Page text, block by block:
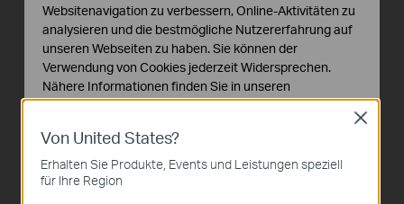
Von United States?
Erhalten Sie Produkte, Events und Leistungen speziell
für Ihre Region
Close
Websitenavigation zu verbessern, Online-Aktivitäten zu
analysieren und die bestmögliche Nutzererfahrung auf
unseren Webseiten zu haben. Sie können der
Verwendung von Cookies jederzeit Widersprechen.
Nähere Informationen finden Sie in unseren
Datenschutzhinweisen.
Notwendige Cookies
erforderlich und können in Ihren Systemen nicht